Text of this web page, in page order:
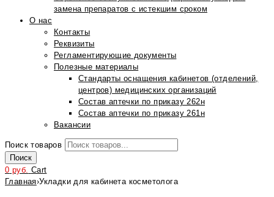
замена препаратов с истекшим сроком
О нас
Контакты
Реквизиты
Регламентирующие документы
Полезные материалы
Стандарты оснащения кабинетов (отделений,
центров) медицинских организаций
Состав аптечки по приказу 262н
Состав аптечки по приказу 261н
Вакансии
Поиск товаров
Поиск
0 руб. Cart
Главная›Укладки для кабинета косметолога